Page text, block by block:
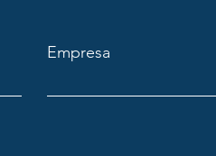
Empresa